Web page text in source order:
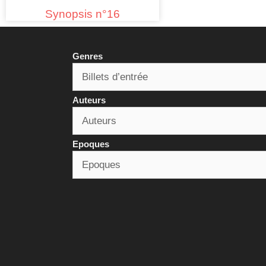
Synopsis n°16
Genres
Auteurs
Epoques